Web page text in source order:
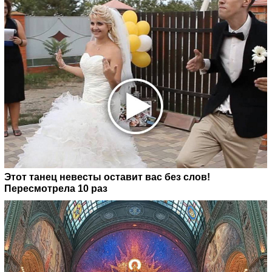
Этот танец невесты оставит вас без слов!
Пересмотрела 10 раз